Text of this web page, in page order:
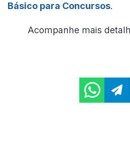
Básico para Concursos.
Acompanhe mais